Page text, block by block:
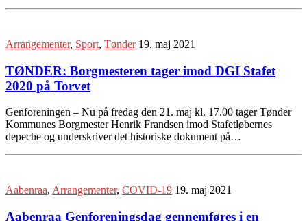
Arrangementer, Sport, Tønder 19. maj 2021
TØNDER: Borgmesteren tager imod DGI Stafet
2020 på Torvet
Genforeningen – Nu på fredag den 21. maj kl. 17.00 tager Tønder
Kommunes Borgmester Henrik Frandsen imod Stafetløbernes
depeche og underskriver det historiske dokument på…
Aabenraa, Arrangementer, COVID-19 19. maj 2021
Aabenraa Genforeningsdag gennemføres i en